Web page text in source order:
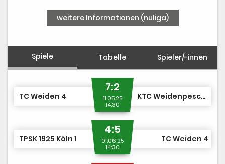
weitere Informationen (nuliga)
Spiele Tabelle Spieler/-innen
TC Weiden 4
7:2
11.05.25
14:30
KTC Weidenpescher Park 2
TPSK 1925 Köln 1
4:5
01.06.25
14:30
TC Weiden 4